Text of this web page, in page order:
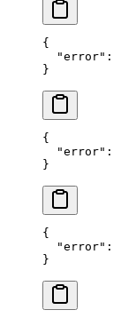
{
  "error"
:
}
{
  "error"
:
}
{
  "error"
:
}